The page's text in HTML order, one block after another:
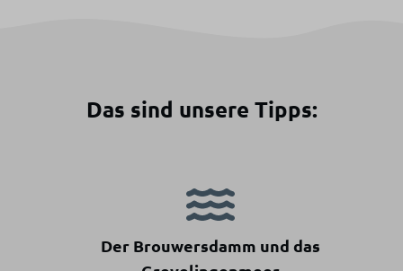
Das sind unsere Tipps:
Der Brouwersdamm und das